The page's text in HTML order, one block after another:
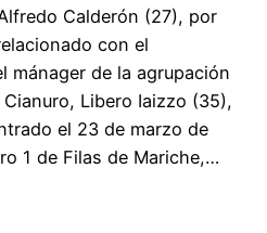
Calderón (27), por
con el
mánager de la agrupación
Libero Iaizzo (35),
el 23 de marzo de
1 de Filas de Mariche,…